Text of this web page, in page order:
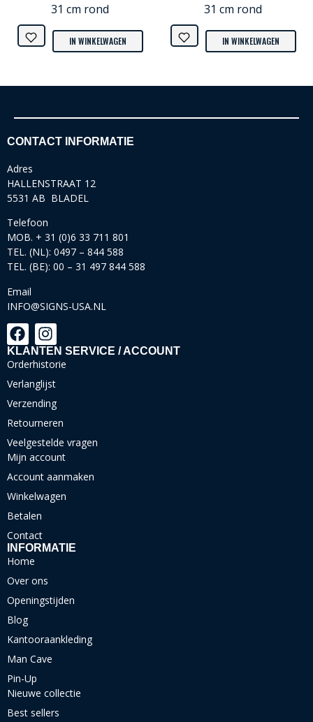
31 cm rond
IN WINKELWAGEN
31 cm rond
IN WINKELWAGEN
CONTACT INFORMATIE
Adres
HALLENSTRAAT 12
5531 AB BLADEL
Telefoon
MOB. + 31 (0)6 33 711 801
TEL. (NL): 0497 – 844 588
TEL. (BE): 00 – 31 497 844 588
Email
INFO@SIGNS-USA.NL
KLANTEN SERVICE / ACCOUNT
Orderhistorie
Verlanglijst
Verzending
Retourneren
Veelgestelde vragen
Mijn account
Account aanmaken
Winkelwagen
Betalen
Contact
INFORMATIE
Home
Over ons
Openingstijden
Blog
Kantooraankleding
Man Cave
Pin-Up
Nieuwe collectie
Best sellers